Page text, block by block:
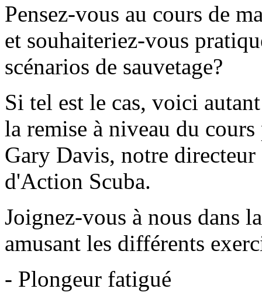
Pensez-vous au cours de
et souhaiteriez-vous
scénarios de sauvetage?
Si tel est le cas, voici
la remise à niveau du
Gary Davis, notre
d'Action Scuba.
Joignez-vous à nous dans
amusant les différents
- Plongeur fatigué